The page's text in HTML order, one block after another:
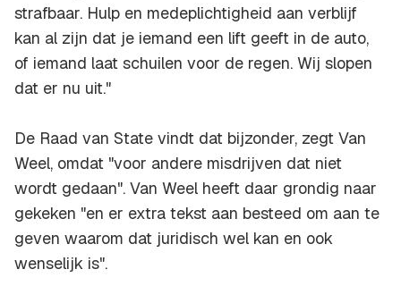
strafbaar. Hulp en medeplichtigheid aan verblijf
kan al zijn dat je iemand een lift geeft in de auto,
of iemand laat schuilen voor de regen. Wij slopen
dat er nu uit."
De Raad van State vindt dat bijzonder, zegt Van
Weel, omdat "voor andere misdrijven dat niet
wordt gedaan". Van Weel heeft daar grondig naar
gekeken "en er extra tekst aan besteed om aan te
geven waarom dat juridisch wel kan en ook
wenselijk is".